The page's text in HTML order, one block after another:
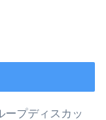
ープディスカッ